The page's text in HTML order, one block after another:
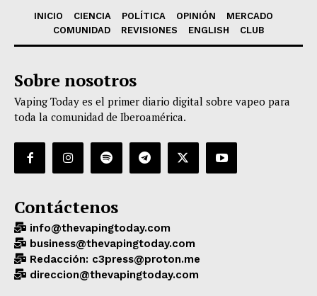
INICIO CIENCIA POLÍTICA OPINIÓN
MERCADO
COMUNIDAD
REVISIONES ENGLISH CLUB
Sobre nosotros
Vaping Today es el primer diario digital sobre vapeo para
toda la comunidad de Iberoamérica.
Contáctenos
info@thevapingtoday.com
business@thevapingtoday.com
Redacción: c3press@proton.me
direccion@thevapingtoday.com